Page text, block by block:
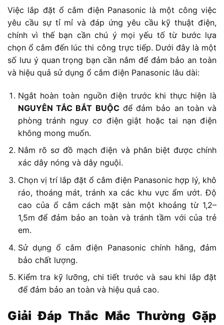
Việc lắp đặt ổ cắm điện Panasonic là một công việc
yêu cầu sự tỉ mỉ và đáp ứng yêu cầu kỹ thuật điện,
chính vì thế bạn cần chú ý mọi yếu tố từ bước lựa
chọn ổ cắm đến lúc thi công trực tiếp. Dưới đây là một
số lưu ý quan trọng bạn cần nắm để đảm bảo an toàn
và hiệu quả sử dụng ổ cắm điện Panasonic lâu dài:
Ngắt hoàn toàn nguồn điện trước khi thực hiện là
NGUYÊN TẮC BẮT BUỘCđể đảm bảo an toàn và
phòng tránh nguy cơ điện giật hoặc tai nạn điện
không mong muốn.
Nắm rõ sơ đồ mạch điện và phân biệt được chính
xác dây nóng và dây nguội.
Chọn vị trí lắp đặt ổ cắm điện Panasonic hợp lý, khô
ráo, thoáng mát, tránh xa các khu vực ẩm ướt. Độ
cao của ổ cắm cách mặt sàn một khoảng từ 1,2–
1,5m để đảm bảo an toàn và tránh tầm với của trẻ
em.
Sử dụng ổ cắm điện Panasonic chính hãng, đảm
bảo chất lượng.
Kiểm tra kỹ lưỡng, chi tiết trước và sau khi lắp đặt
để đảm bảo an toàn và hiệu quả cao.
Giải Đáp Thắc Mắc Thường Gặp